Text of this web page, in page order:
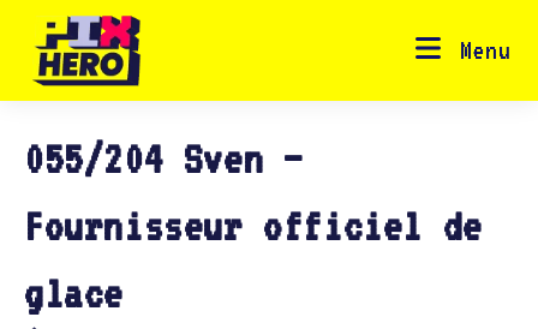
content
Menu
055/204 Sven –
Fournisseur officiel de
glace